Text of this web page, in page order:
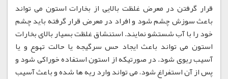
قرار گرفتن در معرض غلظت بالایی از بخارات استون می تواند
باعث سوزش چشم شود و افراد در معرض قرار گرفته باید چشم
خود را با آب شستشو نمایند. استنشاق غلظت بسیار بالای بخارات
استون می تواند باعث ایجاد حس سرگیجه یا حالت تهوع و یا
آسیب ریوی شود. در صورتیکه از استون استفاده خوراکی شود و
پس از آن استفراغ شود، می تواند وارد ریه ها شده و باعث آسیب